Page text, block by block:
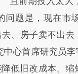
问题是，现在市
、房子卖不出
心首席研究员
低旧改成本、